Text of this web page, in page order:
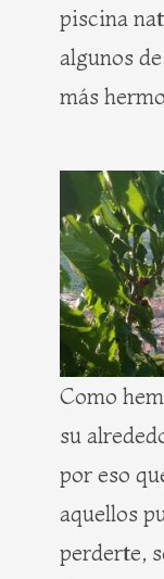
piscina
algunos
más
Como
su
por eso
aquellos
perderte,